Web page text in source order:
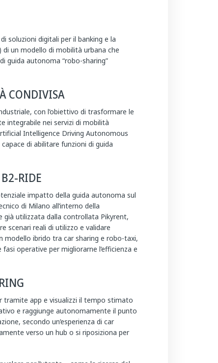
soluzioni digitali per il banking e la
un modello di mobilità urbana che
guida autonoma “robo-sharing”
CONDIVISA
con l’obiettivo di trasformare le
integrabile nei servizi di mobilità
Intelligence Driving Autonomous
di abilitare funzioni di guida
RIDE
impatto della guida autonoma sul
di Milano all’interno della
già utilizzata dalla controllata Pikyrent,
scenari reali di utilizzo e validare
modello ibrido tra car sharing e robo-taxi,
operative per migliorarne l’efficienza e
tramite app e visualizzi il tempo stimato
e raggiunge autonomamente il punto
secondo un’esperienza di car
verso un hub o si riposiziona per